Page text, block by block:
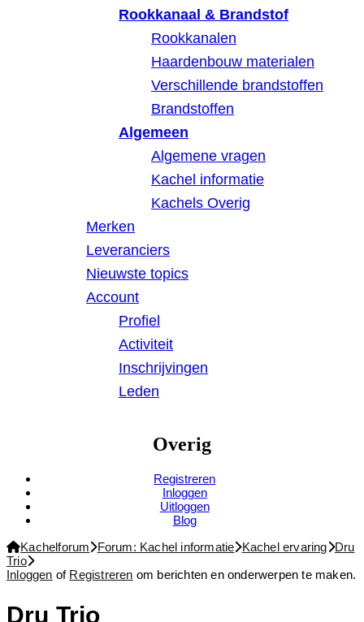
Rookkanaal & Brandstof
Rookkanalen
Haardenbouw materialen
Verschillende brandstoffen
Brandstoffen
Algemeen
Algemene vragen
Kachel informatie
Kachels Overig
Merken
Leveranciers
Nieuwste topics
Account
Profiel
Activiteit
Inschrijvingen
Leden
Overig
Registreren
Inloggen
Uitloggen
Blog
Forum
kruimelpad
-
hier:
Kachelforum Forum: Kachel informatie Kachel ervaring Dru
Trio
Inloggen of Registreren om berichten en onderwerpen te maken.
Dru Trio